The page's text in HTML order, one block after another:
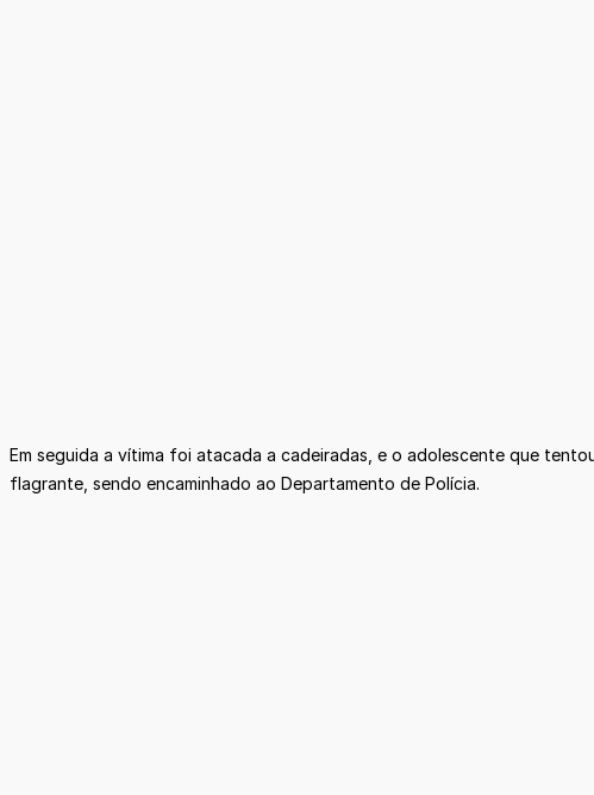
Em seguida a vítima foi atacada a cadeiradas, e o adolescente que
flagrante, sendo encaminhado ao Departamento de Polícia.